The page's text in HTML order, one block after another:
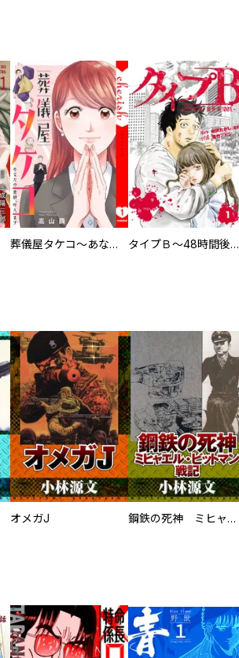
葬儀屋タケコ～あなたの最期、叶えます【電子単行本版】 タイプＢ～48時間後、致死率100％～【単話】
オメガJ 鋼鉄の死神 ミヒャエル・ビットマン戦記